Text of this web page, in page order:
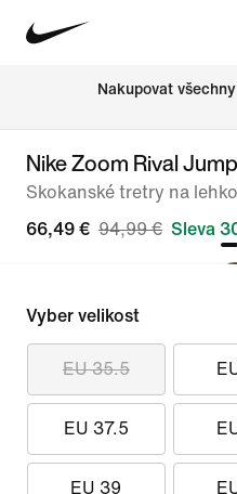
Nakupovat
Nike Zoom Rival
Skokanské tretry na
66,49 € 94,99 € Sleva
Vyber velikost
EU 35.5
EU 37.5
EU 39